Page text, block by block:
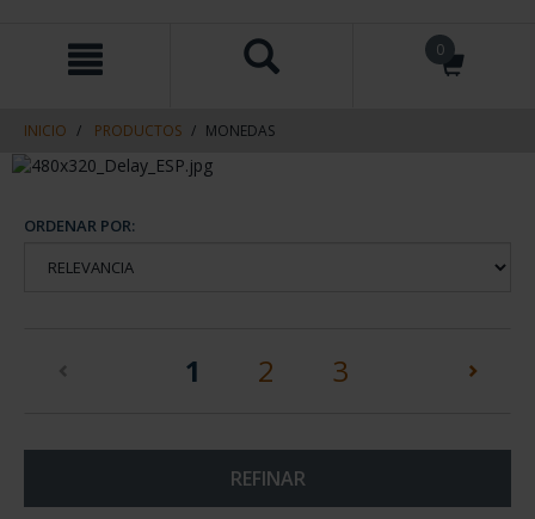
contenido
navegacin
0
INICIO PRODUCTOS MONEDAS
ORDENAR POR:
1 (current)
2 3
REFINAR